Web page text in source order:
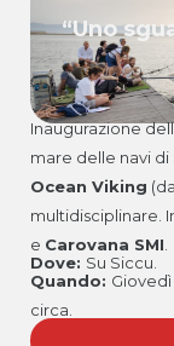
“Uno
Inaugurazione
mare delle navi
Ocean Viking
multidisciplinare.
e Carovana SMI
Dove: Su Siccu.
Quando: Giovedì
circa.